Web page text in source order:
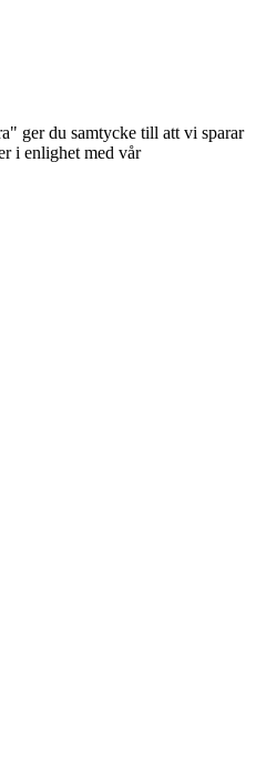
ger du samtycke till att vi sparar
i enlighet med vår